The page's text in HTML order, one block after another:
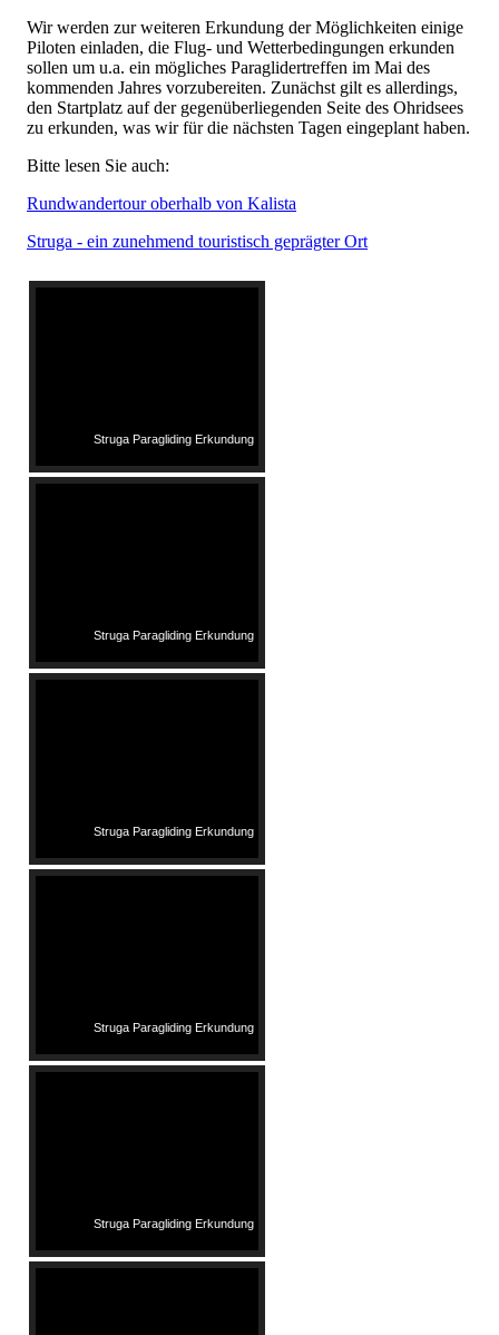
Wir werden zur weiteren Erkundung der Möglichkeiten einige
Piloten einladen, die Flug- und Wetterbedingungen erkunden
sollen um u.a. ein mögliches Paraglidertreffen im Mai des
kommenden Jahres vorzubereiten. Zunächst gilt es allerdings,
den Startplatz auf der gegenüberliegenden Seite des Ohridsees
zu erkunden, was wir für die nächsten Tagen eingeplant haben.
Bitte lesen Sie auch:
Rundwandertour oberhalb von Kalista
Struga - ein zunehmend touristisch geprägter Ort
Struga Paragliding Erkundung
Struga Paragliding Erkundung
Struga Paragliding Erkundung
Struga Paragliding Erkundung
Struga Paragliding Erkundung